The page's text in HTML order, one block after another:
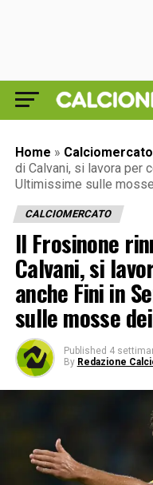
Home » Calciomercato
di Calvani, si lavora per
Ultimissime sulle
CALCIOMERCATO
Il Frosinone
Calvani, si
anche Fini in
sulle mosse
Published 4
By Redazione